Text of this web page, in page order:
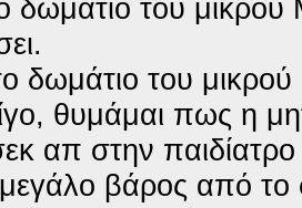
δωμάτιο του
δωμάτιο του μικρού
θυμάμαι πως η
απ στην
μεγάλο βάρος από